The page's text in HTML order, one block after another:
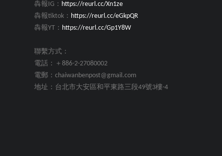
犇報IG： https://reurl.cc/Xn1ze
犇報tiktok： https://reurl.cc/eGkpQR
犇報YT： https://reurl.cc/Gp1Y8W
聯繫方式：
電話：＋886-2-27080002
電郵：chaiwanbenpost@gmail.com
地址：台北市大安區和平東路三段49號3樓-4